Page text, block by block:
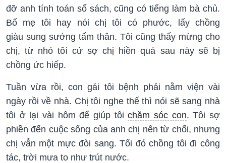
đỡ anh tính toán số sách, cũng có tiếng làm bà chủ.
Bố mẹ tôi hay nói chị tôi có phước, lấy chồng
giàu sung sướng tấm thân. Tôi cũng thấy mừng cho
chị, từ nhỏ tôi cứ sợ chị hiền quá sau này sẽ bị
chồng ức hiếp.
Tuần vừa rồi, con gái tôi bệnh phải nằm viện vài
ngày rồi về nhà. Chị tôi nghe thế thì nói sẽ sang nhà
tôi ở lại vài hôm để giúp tôichăm sóc con. Tôi sợ
phiền đến cuộc sống của anh chị nên từ chối, nhưng
chị vẫn một mực đòi sang. Tối đó chồng tôi đi công
tác, trời mưa to như trút nước.